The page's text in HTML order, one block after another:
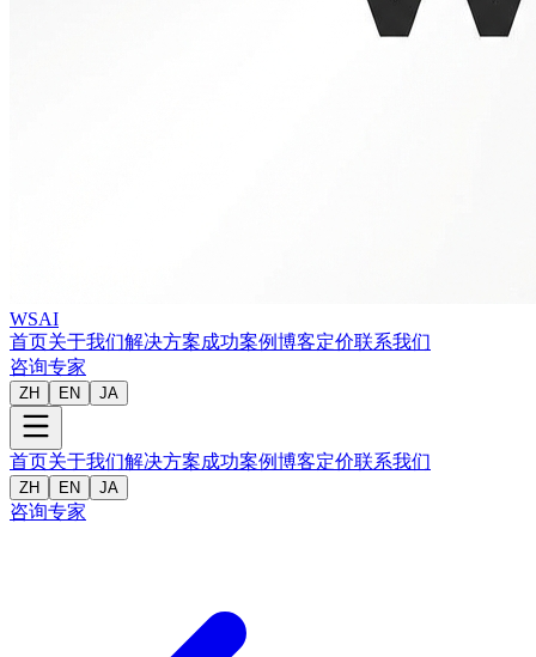
WSAI
首页关于我们解决方案成功案例博客定价联系我们
咨询专家
ZH EN JA
首页关于我们解决方案成功案例博客定价联系我们
ZH EN JA
咨询专家